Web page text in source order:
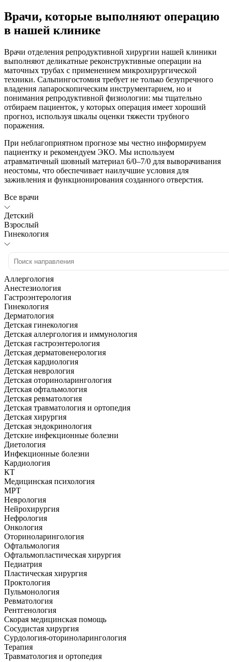
Врачи, которые выполняют операцию
в нашей клинике
Врачи отделения репродуктивной хирургии нашей клиники
выполняют деликатные реконструктивные операции на
маточных трубах с применением микрохирургической
техники. Сальпингостомия требует не только безупречного
владения лапароскопическим инструментарием, но и
понимания репродуктивной физиологии: мы тщательно
отбираем пациенток, у которых операция имеет хороший
прогноз, используя шкалы оценки тяжести трубного
поражения.
При неблагоприятном прогнозе мы честно информируем
пациентку и рекомендуем ЭКО. Мы используем
атравматичный шовный материал 6/0–7/0 для выворачивания
неостомы, что обеспечивает наилучшие условия для
заживления и функционирования созданного отверстия.
Все врачи
Детский
Взрослый
Гинекология
Аллергология
Анестезиология
Гастроэнтерология
Гинекология
Дерматология
Детская гинекология
Детская аллергология и иммунология
Детская гастроэнтерология
Детская дерматовенерология
Детская кардиология
Детская неврология
Детская оториноларингология
Детская офтальмология
Детская ревматология
Детская травматология и ортопедия
Детская хирургия
Детская эндокринология
Детские инфекционные болезни
Диетология
Инфекционные болезни
Кардиология
КТ
Медицинская психология
МРТ
Неврология
Нейрохирургия
Нефрология
Онкология
Оториноларингология
Офтальмология
Офтальмопластическая хирургия
Педиатрия
Пластическая хирургия
Проктология
Пульмонология
Ревматология
Рентгенология
Скорая медицинская помощь
Сосудистая хирургия
Сурдология-оториноларингология
Терапия
Травматология и ортопедия